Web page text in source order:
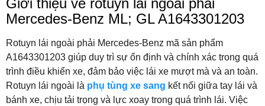
Giới thiệu về rotuyn lái ngoài phải
Mercedes-Benz ML; GL A1643301203
Rotuyn lái ngoài phải Mercedes-Benz mã sản phẩm
A1643301203 giúp duy trì sự ổn định và chính xác trong quá
trình điều khiển xe, đảm bảo việc lái xe mượt mà và an toàn.
Rotuyn lái ngoài là phụ tùng xe sang kết nối giữa tay lái và
bánh xe, chịu tải trọng và lực xoay trong quá trình lái. Việc